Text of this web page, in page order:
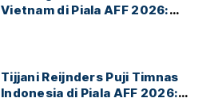
Vietnam di Piala AFF 2026:
Tijjani Reijnders Puji Timnas
Indonesia di Piala AFF 2026: